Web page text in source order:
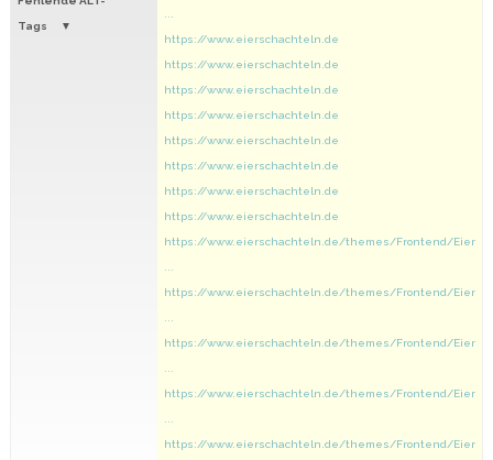
Tags
https://www.eierschachteln.de
https://www.eierschachteln.de
https://www.eierschachteln.de
https://www.eierschachteln.de
https://www.eierschachteln.de
https://www.eierschachteln.de
https://www.eierschachteln.de
https://www.eierschachteln.de
https://www.eierschachteln.de/themes/Frontend/Eier
https://www.eierschachteln.de/themes/Frontend/Eier
https://www.eierschachteln.de/themes/Frontend/Eier
https://www.eierschachteln.de/themes/Frontend/Eier
https://www.eierschachteln.de/themes/Frontend/Eier